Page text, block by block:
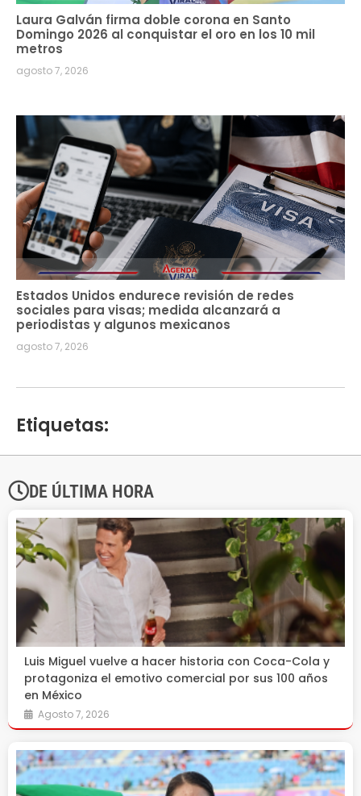
Laura Galván firma doble corona en Santo
Domingo 2026 al conquistar el oro en los 10 mil
metros
agosto 7, 2026
Estados Unidos endurece revisión de redes
sociales para visas; medida alcanzará a
periodistas y algunos mexicanos
agosto 7, 2026
Etiquetas:
DE ÚLTIMA HORA
Luis Miguel vuelve a hacer historia con Coca-Cola y
protagoniza el emotivo comercial por sus 100 años
en México
Agosto 7, 2026